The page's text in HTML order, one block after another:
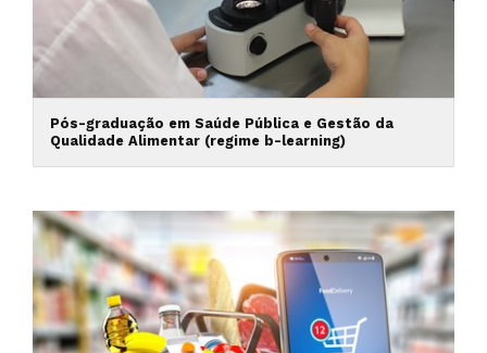
Pós-graduação em Saúde Pública e Gestão da
Qualidade Alimentar (regime b-learning)